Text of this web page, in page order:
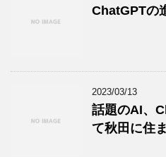
ChatGPTの
2023/03/13
話題のAI、
て秋田に住